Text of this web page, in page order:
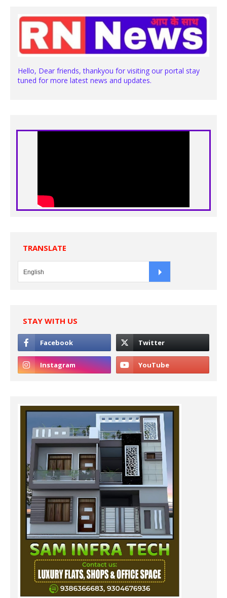
Hello, Dear friends, thankyou for visiting our portal stay
tuned for more latest news and updates.
TRANSLATE
STAY WITH US